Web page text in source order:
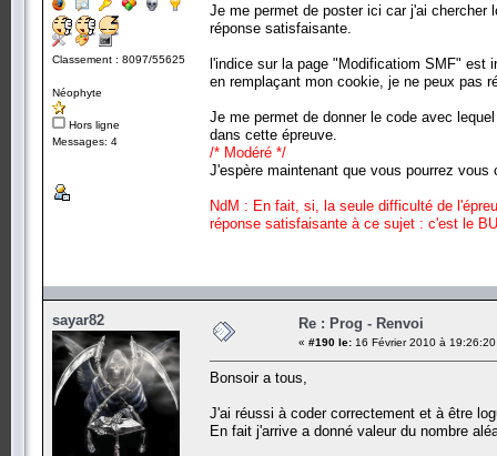
Classement : 8097/55625
Néophyte
Hors ligne
Messages: 4
Je me permet de poster ici car j'ai chercher
réponse satisfaisante.
l'indice sur la page "Modificatiom SMF" est
en remplaçant mon cookie, je ne peux pas
Je me permet de donner le code avec
dans cette épreuve.
/* Modéré */
J'espère maintenant que vous pourrez vous
NdM : En fait, si, la seule difficulté de
réponse satisfaisante à ce sujet : c'est le
sayar82 Re : Prog - Renvoi
« #190 le: 16 Février 2010 à
Bonsoir a tous,
J'ai réussi à coder correctement et à être
En fait j'arrive a donné valeur du nombre